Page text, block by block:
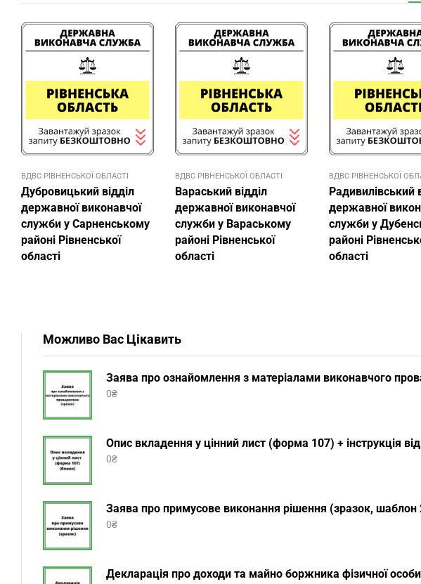
ВДВС РІВНЕНСЬКОЇ ОБЛАСТІ
Дубровицький відділ
державної виконавчої
служби у Сарненському
районі Рівненської
області
ВДВС РІВНЕНСЬКОЇ ОБЛАСТІ
Вараський відділ
державної виконавчої
служби у Вараському
районі Рівненської
області
ВДВС РІВНЕНСЬКОЇ
Радивилівський
державної
служби у
районі
області
Можливо Вас Цікавить
Заява про ознайомлення з матеріалами виконавчого
0₴
Опис вкладення у цінний лист (форма 107) + інструкція
0₴
Заява про примусове виконання рішення (зразок, шаблон
0₴
Декларація про доходи та майно боржника фізичної особи